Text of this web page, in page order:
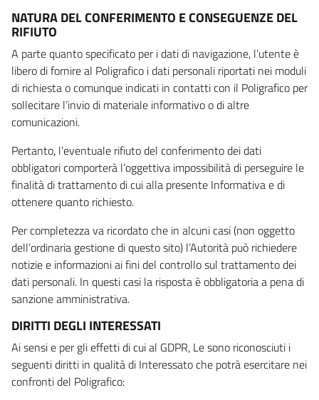
NATURA DEL CONFERIMENTO E CONSEGUENZE DEL
RIFIUTO
A parte quanto specificato per i dati di navigazione, l’utente è
libero di fornire al Poligrafico i dati personali riportati nei moduli
di richiesta o comunque indicati in contatti con il Poligrafico per
sollecitare l’invio di materiale informativo o di altre
comunicazioni.
Pertanto, l’eventuale rifiuto del conferimento dei dati
obbligatori comporterà l’oggettiva impossibilità di perseguire le
finalità di trattamento di cui alla presente Informativa e di
ottenere quanto richiesto.
Per completezza va ricordato che in alcuni casi (non oggetto
dell’ordinaria gestione di questo sito) l’Autorità può richiedere
notizie e informazioni ai fini del controllo sul trattamento dei
dati personali. In questi casi la risposta è obbligatoria a pena di
sanzione amministrativa.
DIRITTI DEGLI INTERESSATI
Ai sensi e per gli effetti di cui al GDPR, Le sono riconosciuti i
seguenti diritti in qualità di Interessato che potrà esercitare nei
confronti del Poligrafico: